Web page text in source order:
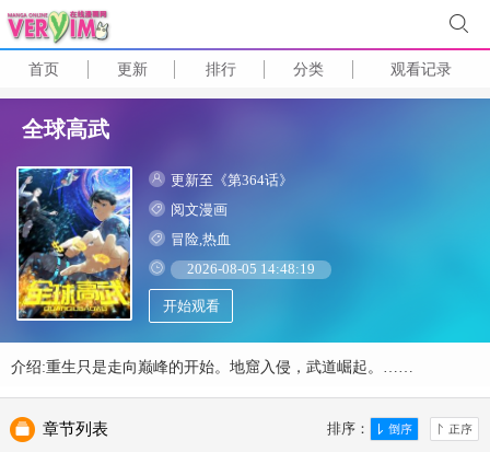
首页 更新 排行 分类 观看记录
全球高武
更新至《第364话》
阅文漫画
冒险,热血
2026-08-05 14:48:19
开始观看
介绍:重生只是走向巅峰的开始。地窟入侵，武道崛起。……
排序：
章节列表